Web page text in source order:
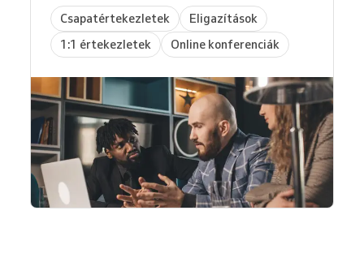
Csapatértekezletek
Eligazítások
1:1 értekezletek
Online konferenciák